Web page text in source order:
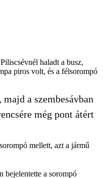
haladt a busz,
piros volt, és a félsorompó
a szembesávban
még pont átért
mellett, azt a jármű
bejelentette a sorompó